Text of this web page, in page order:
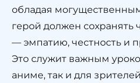
обладая
герой должен сохранять
— эмпатию, честность и
Это служит важным
аниме, так и для